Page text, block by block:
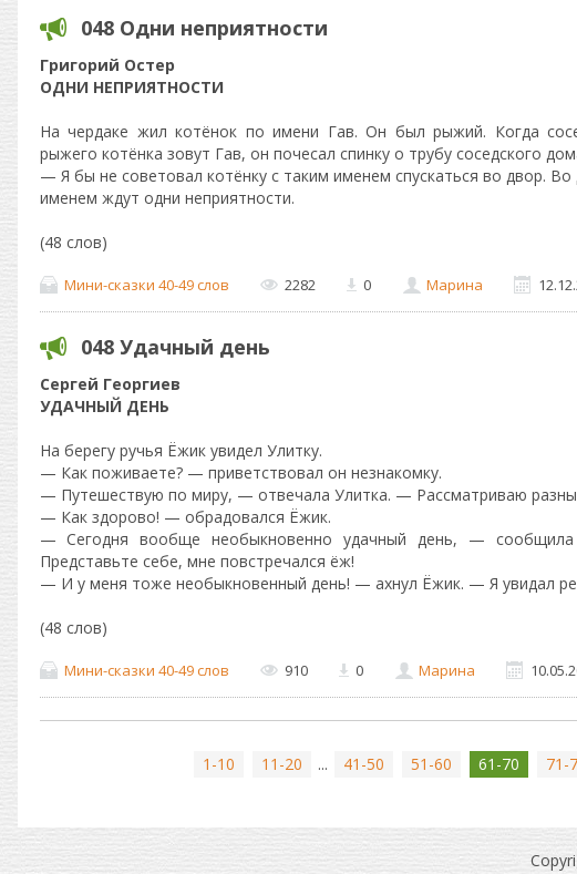
048 Одни неприятности
Григорий Остер
ОДНИ НЕПРИЯТНОСТИ
На чердаке жил котёнок по имени Гав. Он был рыжий. Когда
рыжего котёнка зовут Гав, он почесал спинку о трубу соседского
— Я бы не советовал котёнку с таким именем спускаться во двор. Во
именем ждут одни неприятности.
(48 слов)
Мини-сказки 40-49 слов 2282 0 Марина
048 Удачный день
Сергей Георгиев
УДАЧНЫЙ ДЕНЬ
На берегу ручья Ёжик увидел Улитку.
— Как поживаете? — приветствовал он незнакомку.
— Путешествую по миру, — отвечала Улитка. — Рассматриваю
— Как здорово! — обрадовался Ёжик.
— Сегодня вообще необыкновенно удачный день, — сообщила
Представьте себе, мне повстречался ёж!
— И у меня тоже необыкновенный день! — ахнул Ёжик. — Я увидал
(48 слов)
Мини-сказки 40-49 слов 910 0 Марина
1-10 11-20 ... 41-50 51-60 61-70 71-